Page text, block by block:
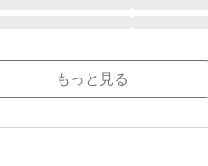
もっと見る